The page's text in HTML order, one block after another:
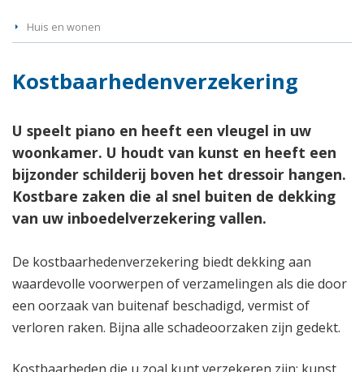
Huis en wonen
Kostbaarhedenverzekering
U speelt piano en heeft een vleugel in uw
woonkamer. U houdt van kunst en heeft een
bijzonder schilderij boven het dressoir hangen.
Kostbare zaken die al snel buiten de dekking
van uw inboedelverzekering vallen.
De kostbaarhedenverzekering biedt dekking aan
waardevolle voorwerpen of verzamelingen als die door
een oorzaak van buitenaf beschadigd, vermist of
verloren raken. Bijna alle schadeoorzaken zijn gedekt.